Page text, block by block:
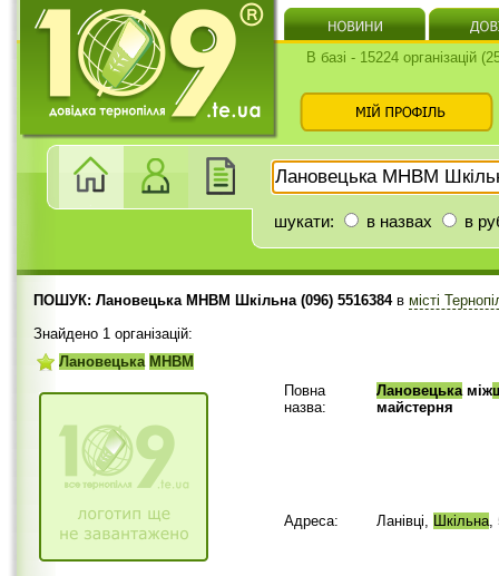
В базі - 15224 організацій
шукати: в назвах в
ПОШУК: Лановецька МНВМ Шкільна (096) 5516384в місті
Знайдено 1 організацій:
Лановецька МНВМ
Повна
назва:
Лановецькаміж
майстерня
Адреса: Ланівці, Шкільна,